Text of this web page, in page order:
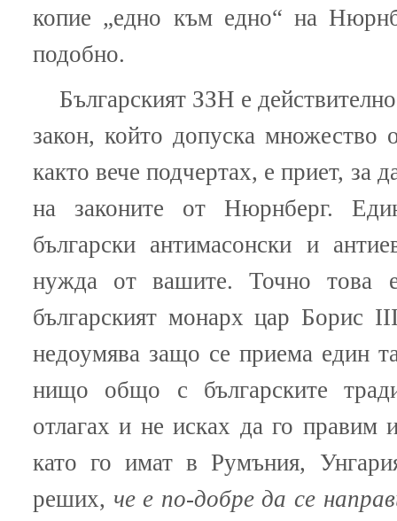
копие „едно към едно“ на
подобно.
Българският ЗЗН е
закон, който допуска множество
както вече подчертах, е приет, за
на законите от Нюрнберг.
български антимасонски и
нужда от вашите. Точно това
българският монарх цар Борис
недоумява защо се приема един
нищо общо с българските
отлагах и не исках да го правим
като го имат в Румъния,
реших, че е по-добре да се